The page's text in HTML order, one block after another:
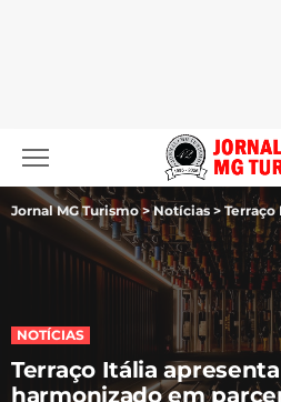
Jornal MG Turismo>Notícias > Terraço Itália
NOTÍCIAS
Terraço Itália
harmonizado em